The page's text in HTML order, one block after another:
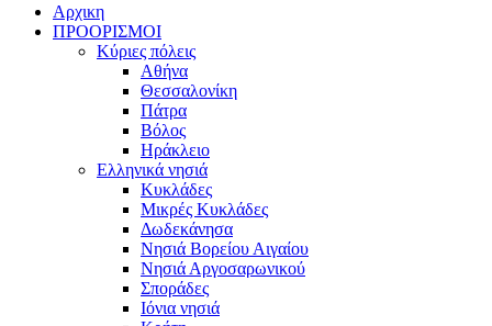
Αρχικη
ΠΡΟΟΡΙΣΜΟΙ
Κύριες πόλεις
Αθήνα
Θεσσαλονίκη
Πάτρα
Βόλος
Ηράκλειο
Ελληνικά νησιά
Κυκλάδες
Μικρές Κυκλάδες
Δωδεκάνησα
Νησιά Βορείου Αιγαίου
Νησιά Αργοσαρωνικού
Σποράδες
Ιόνια νησιά